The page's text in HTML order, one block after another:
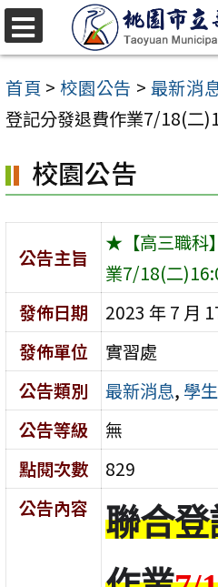
跳
至
主
要
容
區
首頁 > 校園公告 > 最新消
登記分發退費作業7/18(二
校園公告
公告主旨
★【高三職科
業7/18(二
發佈日期
2023 年 7 月
發佈單位
實習處
公告類別
最新消息, 學
公告等級
無
點閱次數
829
公告內容
聯合
選
單